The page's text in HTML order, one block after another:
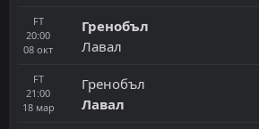
FT
20:00
08 окт
Гренобъл
Лавал
FT
21:00
18 мар
Гренобъл
Лавал